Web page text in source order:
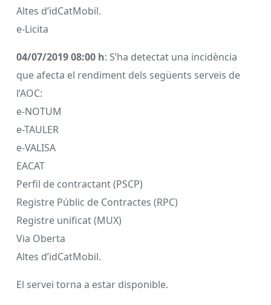
Altes d’idCatMobil.
e-Licita
04/07/2019 08:00 h: S’ha detectat una incidència
que afecta el rendiment dels següents serveis de
l’AOC:
e-NOTUM
e-TAULER
e-VALISA
EACAT
Perfil de contractant (PSCP)
Registre Públic de Contractes (RPC)
Registre unificat (MUX)
Via Oberta
Altes d’idCatMobil.
El servei torna a estar disponible.